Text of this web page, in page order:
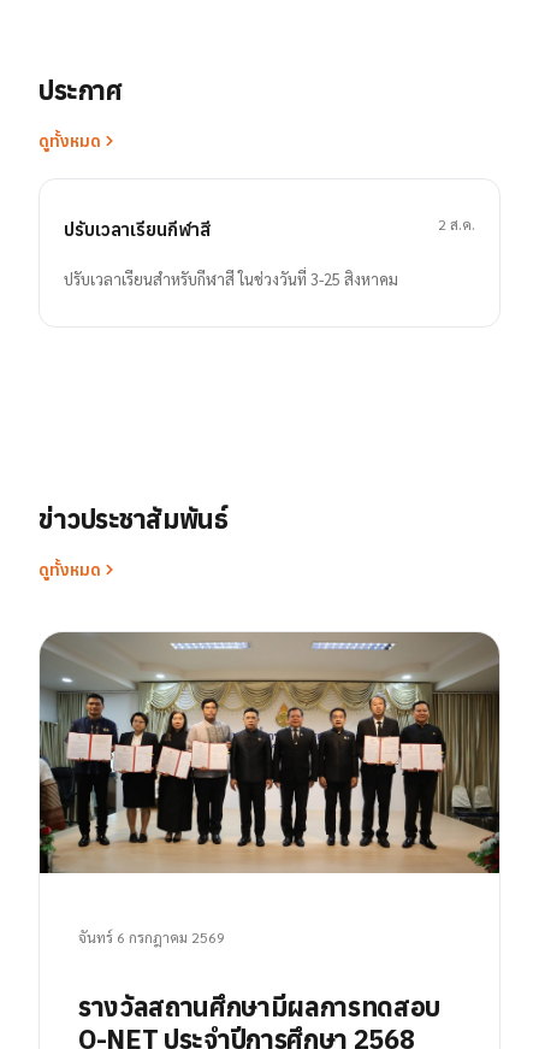
ประกาศ
ดูทั้งหมด
ปรับเวลาเรียนกีฬาสี
ปรับเวลาเรียนสำหรับกีฬาสี ในช่วงวันที่ 3-25 สิงหาคม
2 ส.ค.
ข่าวประชาสัมพันธ์
ดูทั้งหมด
จันทร์ 6 กรกฎาคม 2569
รางวัลสถานศึกษามีผลการทดสอบ
O-NET ประจำปีการศึกษา 2568